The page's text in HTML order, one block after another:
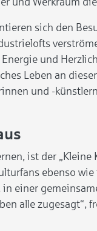
sich den
und
Leben an
und -
ist der „Kleine
ebenso
einer
alle zugesagt“,